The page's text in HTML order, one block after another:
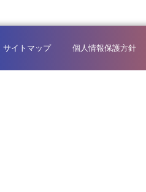
サイトマップ 個人情報保護方針